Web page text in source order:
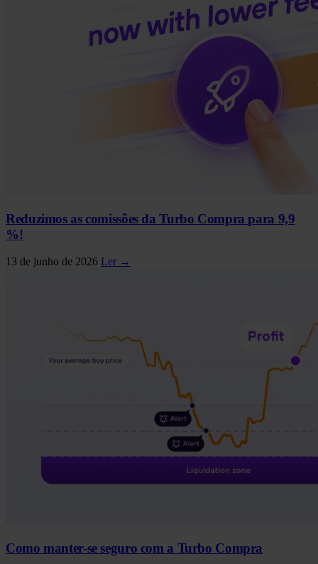
Reduzimos as comissões da Turbo Compra para 9,9
%!
13 de junho de 2026 Ler →
Como manter-se seguro com a Turbo Compra